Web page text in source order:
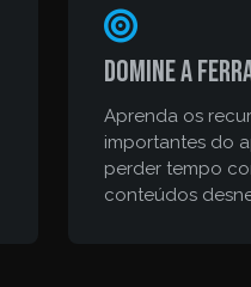
Domine a
Aprenda os
importantes do
perder tempo
conteúdos